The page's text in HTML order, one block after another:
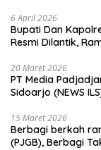
6 April 2026
​Bupati Dan
Resmi Dilantik,
20 Maret 2026
PT Media
Sidoarjo (NEWS
15 Maret 2026
Berbagi berkah
(PJGB), Berbagi